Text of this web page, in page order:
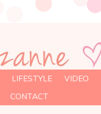
LIFESTYLE VIDEO
CONTACT